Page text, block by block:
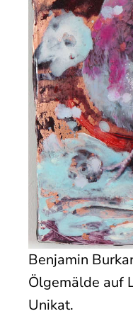
Benjamin
Ölgemälde auf
Unikat.